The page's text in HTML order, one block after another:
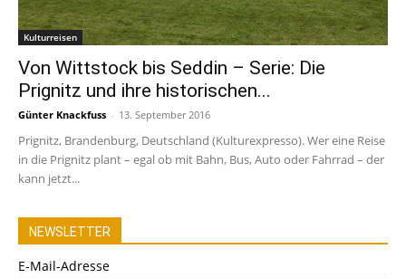
Kulturreisen
Von Wittstock bis Seddin – Serie: Die
Prignitz und ihre historischen...
Günter Knackfuss - 13. September 2016
Prignitz, Brandenburg, Deutschland (Kulturexpresso). Wer eine Reise
in die Prignitz plant – egal ob mit Bahn, Bus, Auto oder Fahrrad – der
kann jetzt...
NEWSLETTER
E-Mail-Adresse